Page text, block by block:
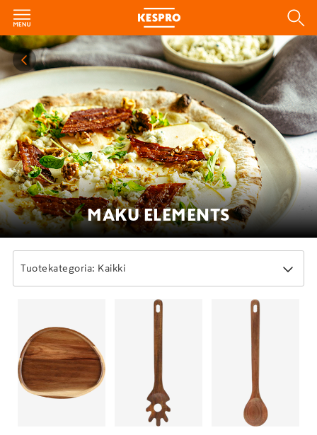
MAKU ELEMENTS
Tuotekategoria: Kaikki